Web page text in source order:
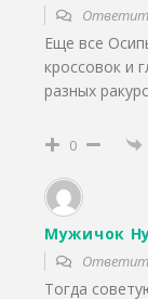
Еще все
кроссовок и
разных
0
Мужичок
Тогда